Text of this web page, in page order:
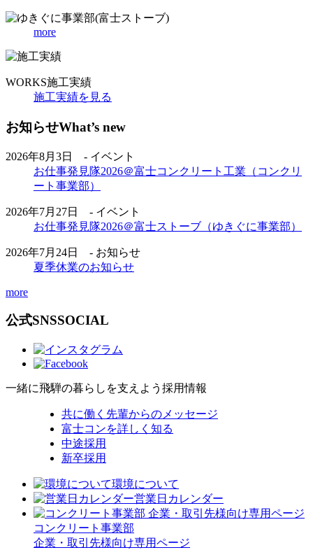
more
WORKS施工実績
施工実績を見る
お知らせWhat’s new
2026年8月3日 - イベント
お仕事発見隊2026＠富士コンクリート工業（コンクリ
ート事業部）
2026年7月27日 - イベント
お仕事発見隊2026＠富士ストーブ（ゆきぐに事業部）
2026年7月24日 - お知らせ
夏季休業のお知らせ
more
公式SNSSOCIAL
一緒に飛騨の暮らしを支えよう 採用情報
共に働く先輩からのメッセージ
富士コンを詳しく知る
中途採用
新卒採用
環境について
営業日カレンダー
コンクリート事業部
企業・取引先様向け専用ページ